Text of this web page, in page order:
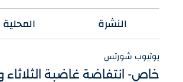
النشرة المحلية
يوتيوب شورتس
خاص- انتفاضة غاضبة الثلاثاء